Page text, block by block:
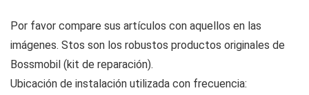
Por favor compare sus artículos con aquellos en las
imágenes. Stos son los robustos productos originales de
Bossmobil (kit de reparación).
Ubicación de instalación utilizada con frecuencia: